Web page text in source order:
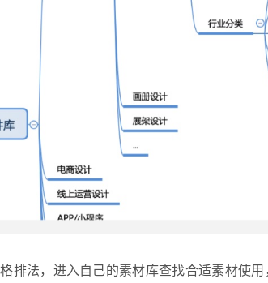
排法，进入自己的素材库查找合适素材使